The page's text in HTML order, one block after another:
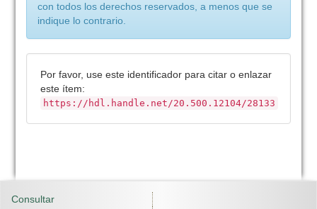
con todos los derechos reservados, a menos que se
indique lo contrario.
Por favor, use este identificador para citar o enlazar
este ítem:
https://hdl.handle.net/20.500.12104/28133
Consultar